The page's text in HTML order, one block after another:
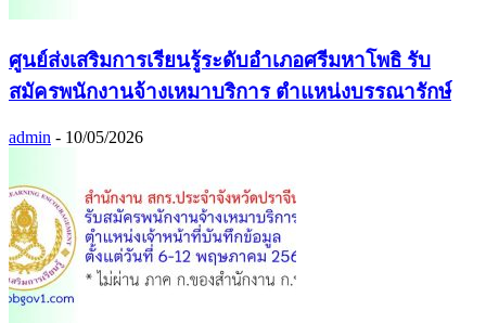
ศูนย์ส่งเสริมการเรียนรู้ระดับอำเภอศรีมหาโพธิ รับ
สมัครพนักงานจ้างเหมาบริการ ตำแหน่งบรรณารักษ์
admin - 10/05/2026